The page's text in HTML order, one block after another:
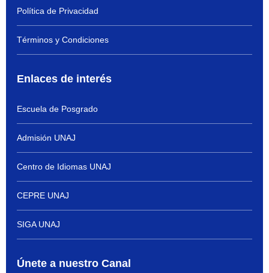
Política de Privacidad
Términos y Condiciones
Enlaces de interés
Escuela de Posgrado
Admisión UNAJ
Centro de Idiomas UNAJ
CEPRE UNAJ
SIGA UNAJ
Únete a nuestro Canal